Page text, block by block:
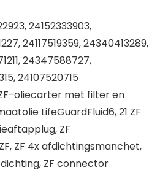
24152333903,
24117519359, 24340413289,
24347588727,
24107520715
oliecarter met filter en
LifeGuardFluid6, 21 ZF
ZF
ZF 4x afdichtingsmanchet,
ZF connector